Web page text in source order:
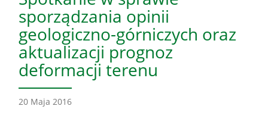
sporządzania opinii
geologiczno-górniczych oraz
aktualizacji prognoz
deformacji terenu
20 Maja 2016